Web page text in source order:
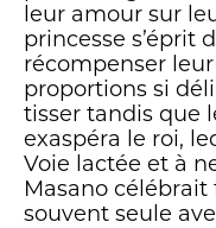
leur amour sur
princesse s’éprit
récompenser
proportions si
tisser tandis que
exaspéra le roi,
Voie lactée et à
Masano
souvent seule